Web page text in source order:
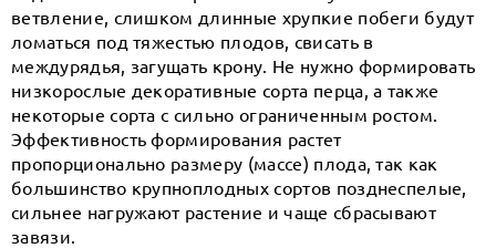
ветвление, слишком длинные хрупкие побеги будут
ломаться под тяжестью плодов, свисать в
междурядья, загущать крону. Не нужно формировать
низкорослые декоративные сорта перца, а также
некоторые сорта с сильно ограниченным ростом.
Эффективность формирования растет
пропорционально размеру (массе) плода, так как
большинство крупноплодных сортов позднеспелые,
сильнее нагружают растение и чаще сбрасывают
завязи.